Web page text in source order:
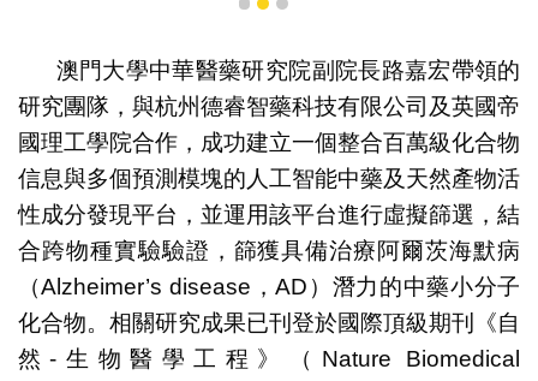
1 2 3
澳門大學中華醫藥研究院副院長路嘉宏帶領的
研究團隊，與杭州德睿智藥科技有限公司及英國帝
國理工學院合作，成功建立一個整合百萬級化合物
信息與多個預測模塊的人工智能中藥及天然產物活
性成分發現平台，並運用該平台進行虛擬篩選，結
合跨物種實驗驗證，篩獲具備治療阿爾茨海默病
（Alzheimer’s disease，AD）潛力的中藥小分子
化合物。相關研究成果已刊登於國際頂級期刊《自
然-生物醫學工程》（Nature Biomedical